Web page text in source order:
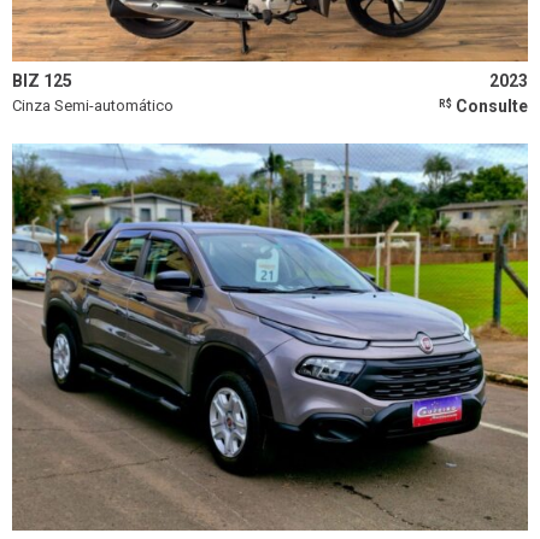
Limpar todos os filtros
BIZ 125 2023
Cinza Semi-automático R$ Consulte